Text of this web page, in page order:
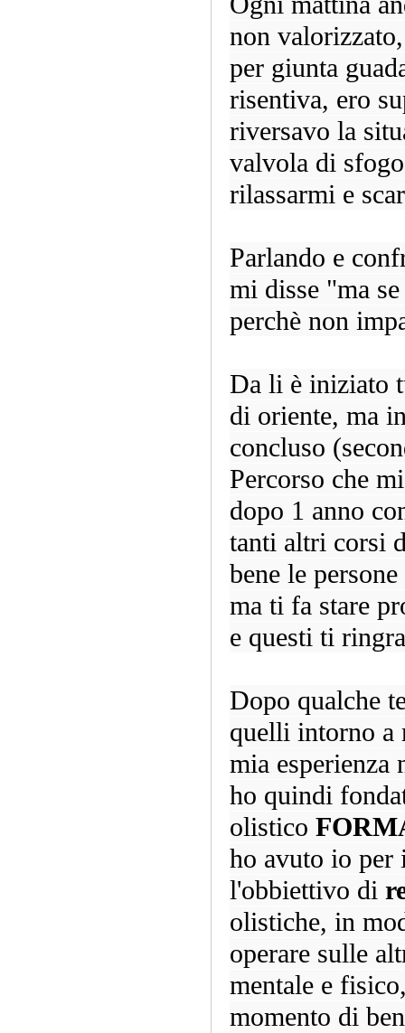
non
per giunta
risentiva, ero
riversavo la
valvola di
rilassarmi e
Parlando e
mi disse "ma
perchè non
Da li è iniziato
di oriente, ma
concluso
Percorso che
dopo 1 anno
tanti altri corsi
bene le
ma ti fa stare
e questi ti
Dopo qualche
quelli intorno a
mia esperienza
ho quindi
olistico
ho avuto io per
l'obbiettivo di
olistiche, in
operare sulle
mentale e
momento di